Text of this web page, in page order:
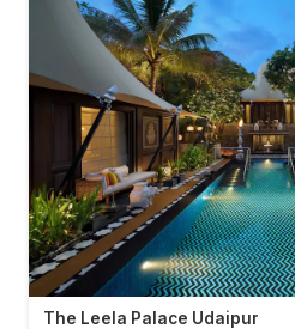
The Leela Palace Udaipur